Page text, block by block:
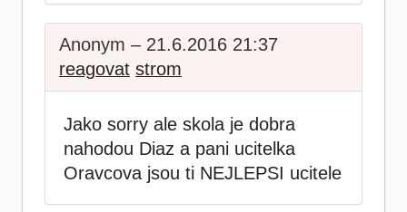
Anonym – 21.6.2016 21:37
reagovat strom
Jako sorry ale skola je dobra
nahodou Diaz a pani ucitelka
Oravcova jsou ti NEJLEPSI ucitele